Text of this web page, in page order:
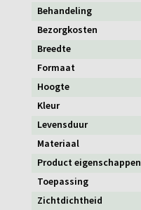
Behandeling
Bezorgkosten
Breedte
Formaat
Hoogte
Kleur
Levensduur
Materiaal
Product eigenschappen
Toepassing
Zichtdichtheid